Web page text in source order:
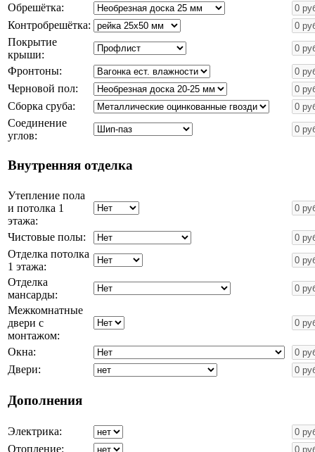
Обрешётка:
Контробрешётка:
Покрытие
крыши:
Фронтоны:
Черновой пол:
Сборка сруба:
Соединение
углов:
Внутренняя отделка
Утепление пола
и потолка 1
этажа:
Чистовые полы:
Отделка потолка
1 этажа:
Отделка
мансарды:
Межкомнатные
двери с
монтажом:
Окна:
Двери:
Дополнения
Электрика:
Отопление: